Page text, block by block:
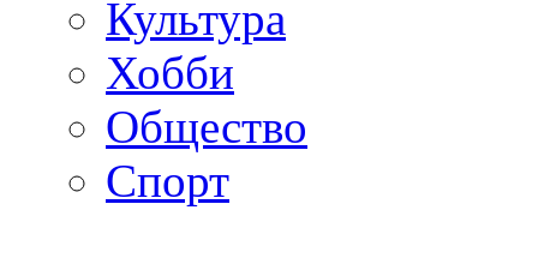
Культура
Хобби
Общество
Спорт